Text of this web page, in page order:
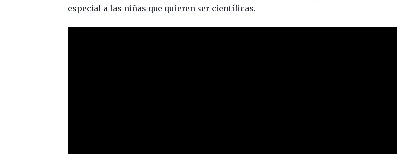
especial a las niñas que quieren ser científicas.